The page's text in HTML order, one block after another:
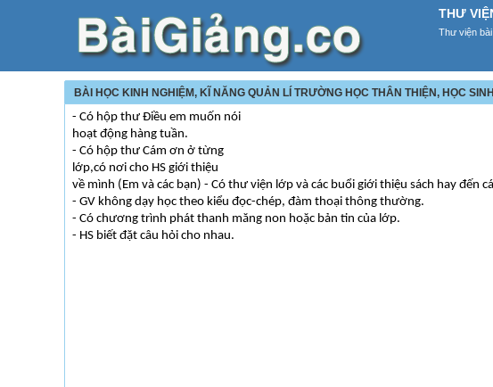
THƯ
Thư viện
BÀI HỌC KINH NGHIỆM, KĨ NĂNG QUẢN LÍ TRƯỜNG HỌC THÂN THIỆN, HỌC
- Có hộp thư Điều em muốn nói
hoạt động hàng tuần.
- Có hộp thư Cám ơn ở từng
lớp,có nơi cho HS giới thiệu
về mình (Em và các bạn) - Có thư viện lớp và các buổi giới thiệu sách hay đến
- GV không dạy học theo kiểu đọc-chép, đàm thoại thông thường.
- Có chương trình phát thanh măng non hoặc bản tin của lớp.
- HS biết đặt câu hỏi cho nhau.